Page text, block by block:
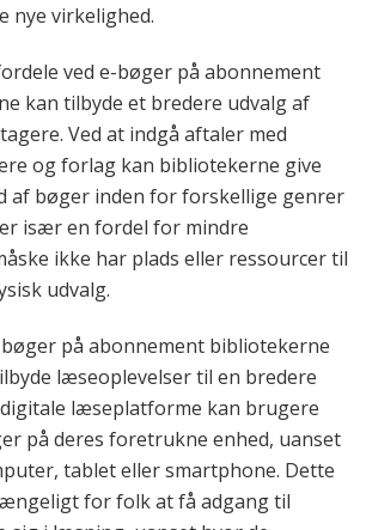
nye virkelighed.
ved e-bøger på abonnement
kan tilbyde et bredere udvalg af
Ved at indgå aftaler med
og forlag kan bibliotekerne give
af bøger inden for forskellige genrer
især en fordel for mindre
ikke har plads eller ressourcer til
udvalg.
på abonnement bibliotekerne
læseoplevelser til en bredere
læseplatforme kan brugere
på deres foretrukne enhed, uanset
tablet eller smartphone. Dette
for folk at få adgang til